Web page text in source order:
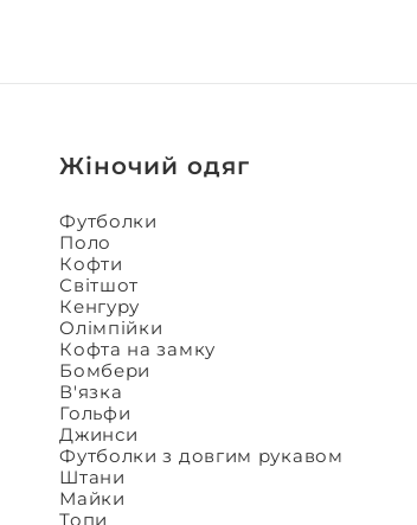
Жіночий одяг
Футболки
Поло
Кофти
Світшот
Кенгуру
Олімпійки
Кофта на замку
Бомбери
В'язка
Гольфи
Джинси
Футболки з довгим рукавом
Штани
Майки
Топи